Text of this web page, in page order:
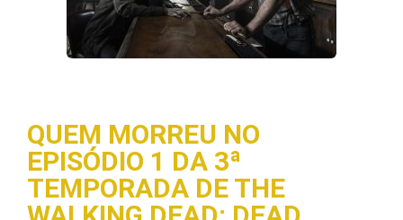
QUEM MORREU NO
EPISÓDIO 1 DA 3ª
TEMPORADA DE THE